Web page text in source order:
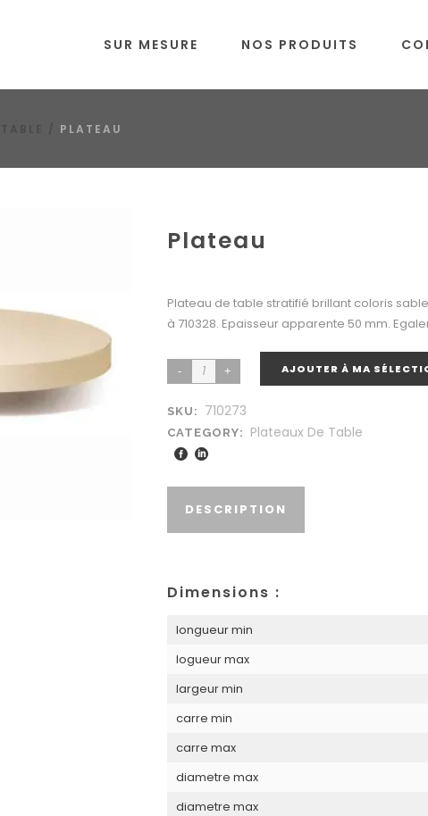
SUR MESURE NOS PRODUITS
PLATEAU
Plateau
Plateau de table stratifié brillant coloris
à 710328. Epaisseur apparente 50 mm.
AJOUTER À MA
SKU: 710273
CATEGORY: Plateaux De Table
DESCRIPTION
Dimensions :
longueur min
logueur max
largeur min
carre min
carre max
diametre max
diametre max